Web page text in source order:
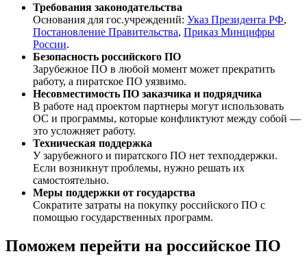
Требования законодательства
Основания для гос.учреждений: Указ Президента РФ,
Постановление Правительства, Приказ Минцифры
России.
Безопасность российского ПО
Зарубежное ПО в любой момент может прекратить
работу, а пиратское ПО уязвимо.
Несовместимость ПО заказчика и подрядчика
В работе над проектом партнеры могут использовать
ОС и программы, которые конфликтуют между собой —
это усложняет работу.
Техническая поддержка
У зарубежного и пиратского ПО нет техподдержки.
Если возникнут проблемы, нужно решать их
самостоятельно.
Меры поддержки от государства
Сократите затраты на покупку российского ПО с
помощью государственных программ.
Поможем перейти на российское ПО